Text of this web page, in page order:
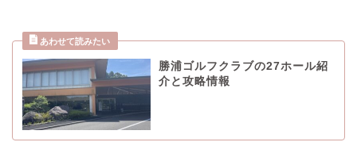
勝浦ゴルフクラブの27ホール紹
介と攻略情報